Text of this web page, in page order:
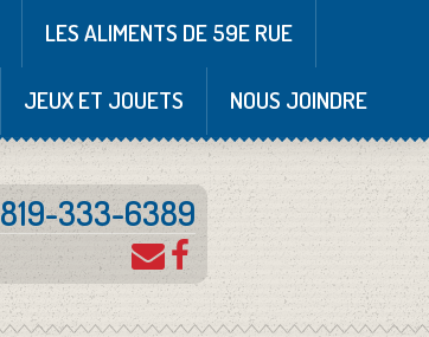
LES ALIMENTS DE 59E RUE
JEUX ET JOUETS NOUS JOINDRE
819-333-6389